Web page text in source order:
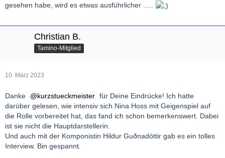
gesehen habe, wird es etwas ausführlicher .....
Christian B.
Tamino-Mitglied
10. März 2023
Danke kurzstueckmeister für Deine Eindrücke! Ich hatte
darüber gelesen, wie intensiv sich Nina Hoss mit Geigenspiel auf
die Rolle vorbereitet hat, das fand ich schon bemerkenswert. Dabei
ist sie nicht die Hauptdarstellerin.
Und auch mit der Komponistin Hildur Guðnadóttir gab es ein tolles
Interview. Bin gespannt.